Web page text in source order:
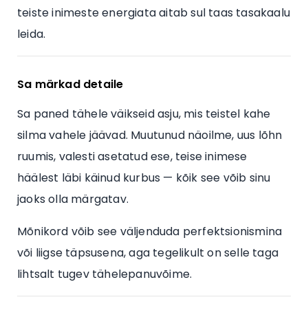
teiste inimeste energiata aitab sul taas tasakaalu
leida.
Sa märkad detaile
Sa paned tähele väikseid asju, mis teistel kahe
silma vahele jäävad. Muutunud näoilme, uus lõhn
ruumis, valesti asetatud ese, teise inimese
häälest läbi käinud kurbus — kõik see võib sinu
jaoks olla märgatav.
Mõnikord võib see väljenduda perfektsionismina
või liigse täpsusena, aga tegelikult on selle taga
lihtsalt tugev tähelepanuvõime.